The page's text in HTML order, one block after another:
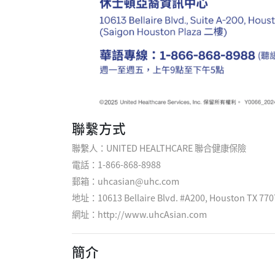
聯繫方式
聯繫人：UNITED HEALTHCARE 聯合健康保險
電話：1-866-868-8988
郵箱：uhcasian@uhc.com
地址：10613 Bellaire Blvd. #A200, Houston TX
網址： http://www.uhcAsian.com
簡介